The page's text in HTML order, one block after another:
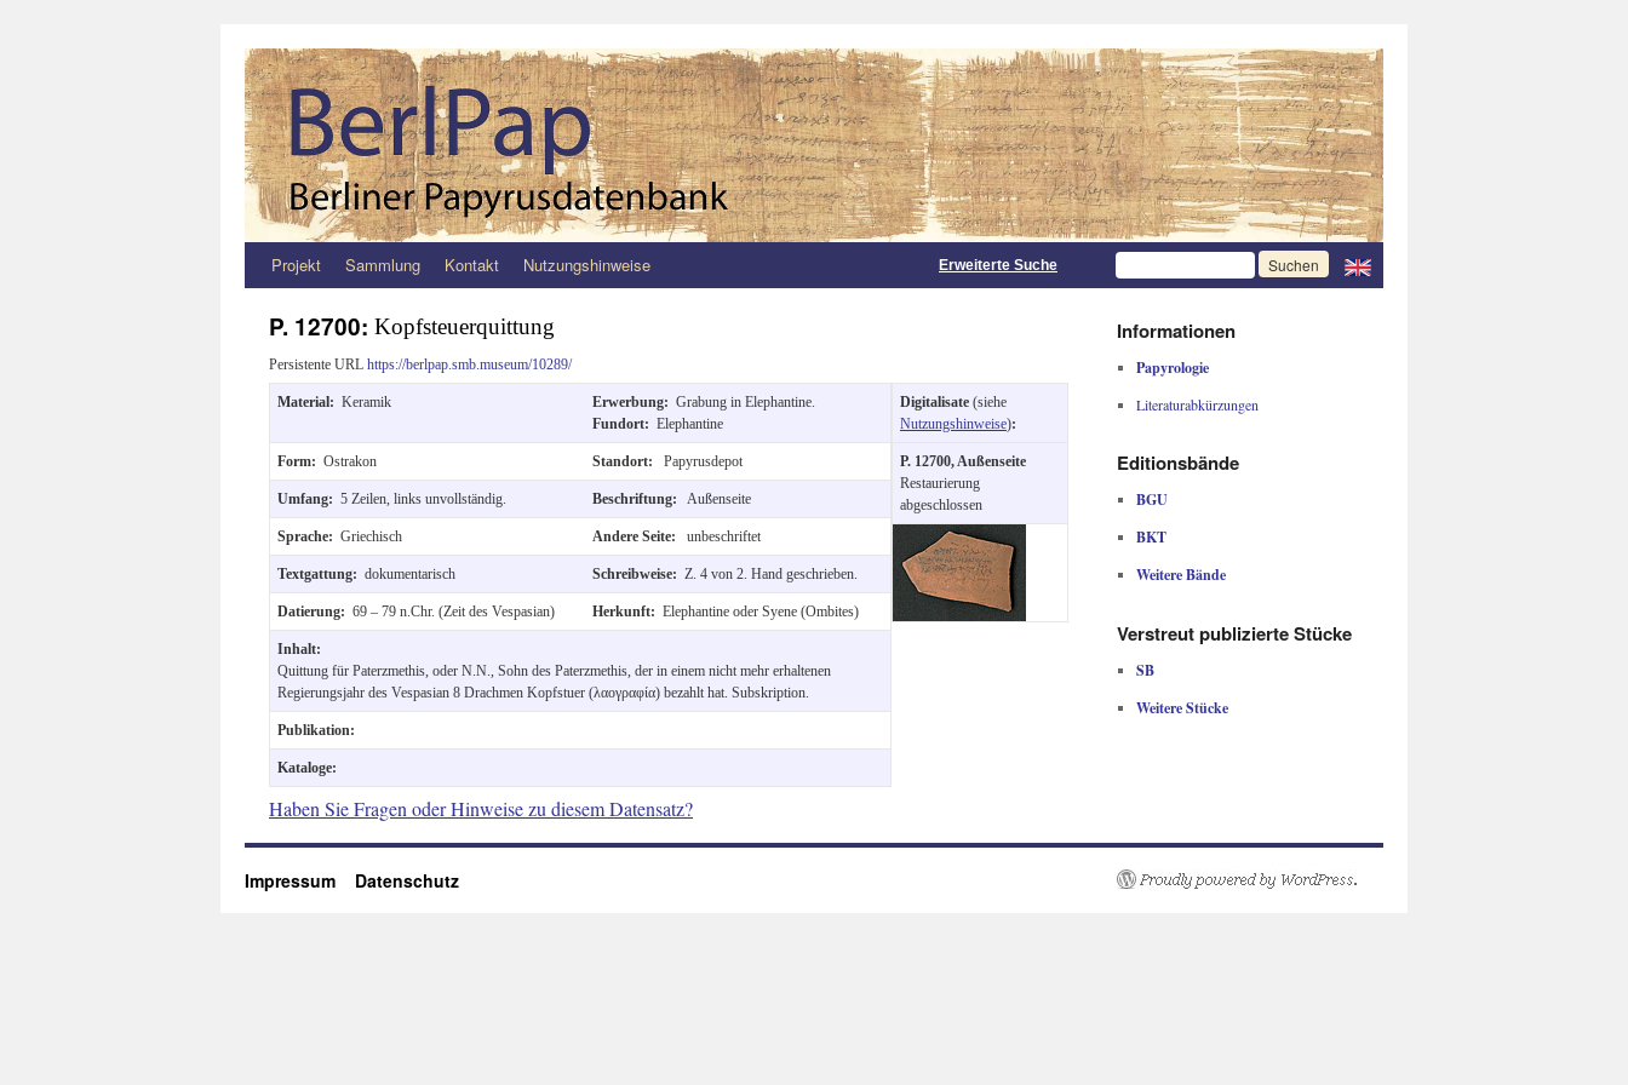
Zum
springen
Projekt Sammlung Kontakt Nutzungshinweise Erweiterte Suche
P. 12700: Kopfsteuerquittung
Persistente URL https://berlpap.smb.museum/10289/
Material: Keramik Erwerbung: Grabung in Elephantine.
Fundort: Elephantine
Form: Ostrakon Standort: Papyrusdepot
Umfang: 5 Zeilen, links unvollständig. Beschriftung: Außenseite
Sprache: Griechisch Andere Seite: unbeschriftet
Textgattung: dokumentarisch Schreibweise: Z. 4 von 2. Hand geschrieben.
Datierung: 69 – 79 n.Chr. (Zeit des Vespasian) Herkunft: Elephantine oder Syene (Ombites)
Inhalt:
Quittung für Paterzmethis, oder N.N., Sohn des Paterzmethis, der in einem nicht mehr erhaltenen
Regierungsjahr des Vespasian 8 Drachmen Kopfstuer (λαογραφία) bezahlt hat. Subskription.
Publikation:
Kataloge:
Digitalisate (siehe
Nutzungshinweise):
P. 12700, Außenseite
Restaurierung
abgeschlossen
Haben Sie Fragen oder Hinweise zu diesem Datensatz?
Informationen
Papyrologie
Literaturabkürzungen
Editionsbände
BGU
BKT
Weitere Bände
Verstreut publizierte Stücke
SB
Weitere Stücke
Impressum Datenschutz